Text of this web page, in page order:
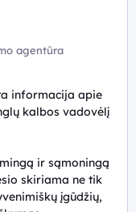
agentūra
informacija apie
kalbos vadovėlį
ir sąmoningą
skiriama ne tik
įgūdžių,